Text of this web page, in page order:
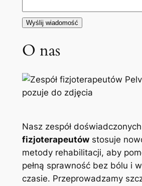
O nas
Nasz zespół doświadczonych
fizjoterapeutówstosuje
metody rehabilitacji, aby
pełną sprawność bez bólu i
czasie. Przeprowadzamy